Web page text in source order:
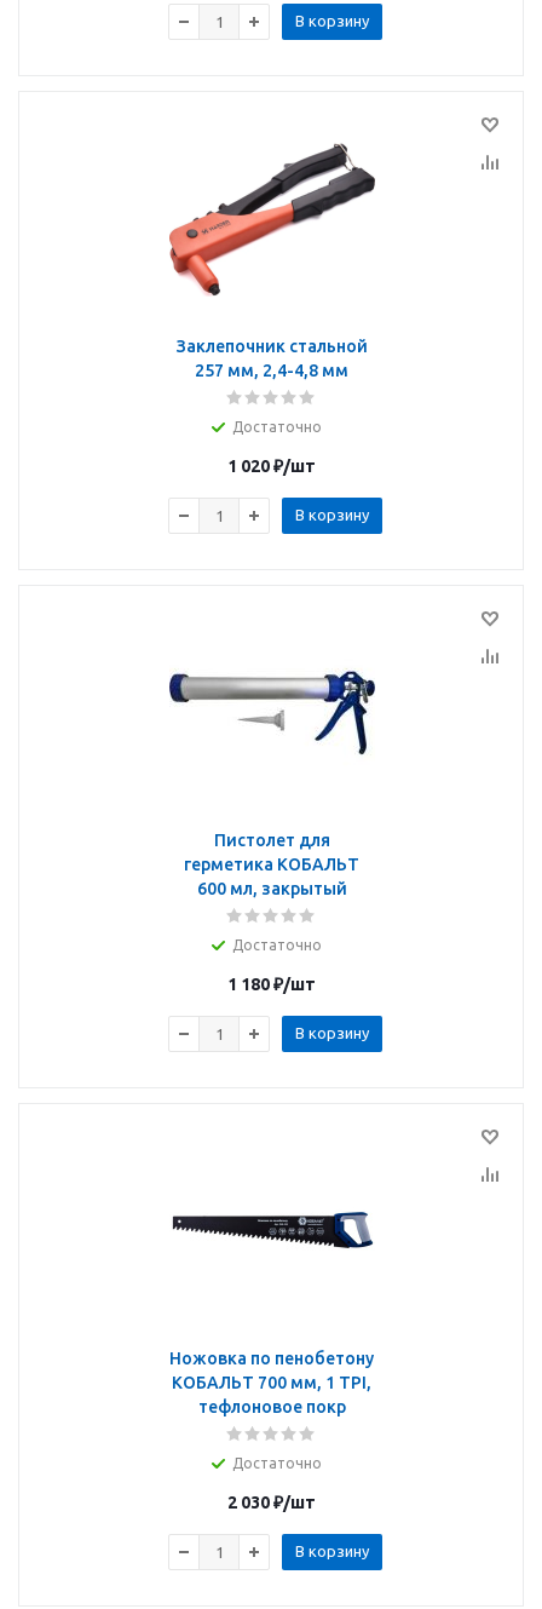
В корзину
Заклепочник стальной
257 мм, 2,4-4,8 мм
Достаточно
1 020₽/шт
В корзину
Пистолет для
герметика КОБАЛЬТ
600 мл, закрытый
Достаточно
1 180₽/шт
В корзину
Ножовка по пенобетону
КОБАЛЬТ 700 мм, 1 TPI,
тефлоновое покр
Достаточно
2 030₽/шт
В корзину